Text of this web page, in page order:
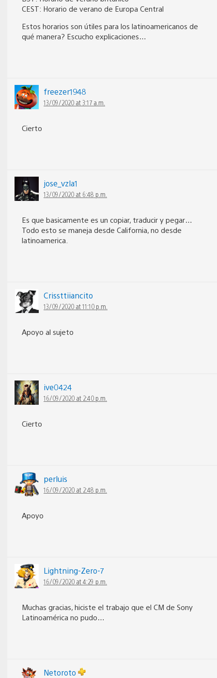
CEST: Horario de verano de Europa Central
Estos horarios son útiles para los latinoamericanos de
qué manera? Escucho explicaciones…
freezer1948
13/09/2020 at 3:17 a.m.
Cierto
jose_vzla1
13/09/2020 at 6:48 p.m.
Es que basicamente es un copiar, traducir y pegar…
Todo esto se maneja desde California, no desde
latinoamerica.
Crissttiiancito
13/09/2020 at 11:10 p.m.
Apoyo al sujeto
ive0424
16/09/2020 at 2:40 p.m.
Cierto
perluis
16/09/2020 at 2:48 p.m.
Apoyo
Lightning-Zero-7
16/09/2020 at 4:29 p.m.
Muchas gracias, hiciste el trabajo que el CM de Sony
Latinoamérica no pudo…
Netoroto